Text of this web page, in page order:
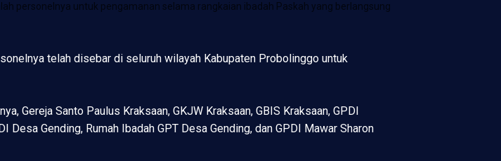
personelnya untuk pengamanan selama rangkaian ibadah Paskah yang berlangsung
telah disebar di seluruh wilayah Kabupaten Probolinggo untuk
Gereja Santo Paulus Kraksaan, GKJW Kraksaan, GBIS Kraksaan, GPDI
Desa Gending, Rumah Ibadah GPT Desa Gending, dan GPDI Mawar Sharon